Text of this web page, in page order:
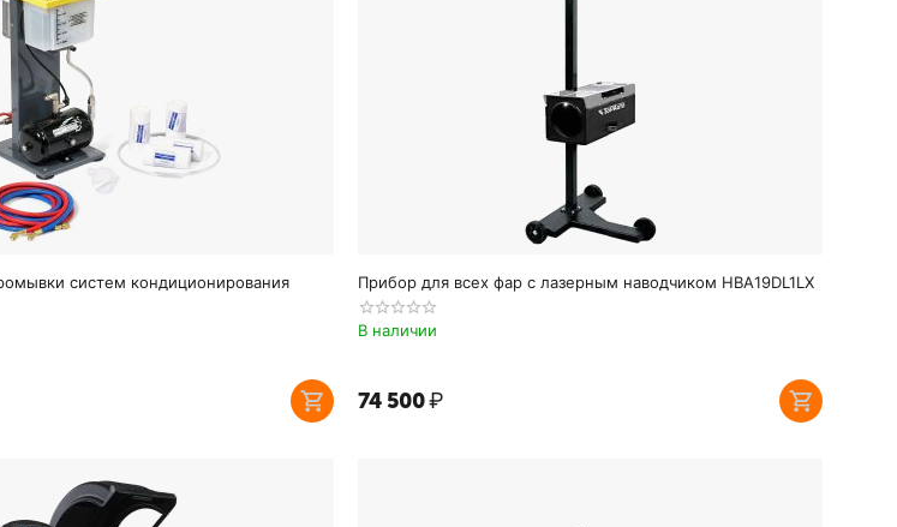
систем кондиционирования
Прибор для всех фар с лазерным наводчиком HBA19DL1LX
В наличии
74 500₽